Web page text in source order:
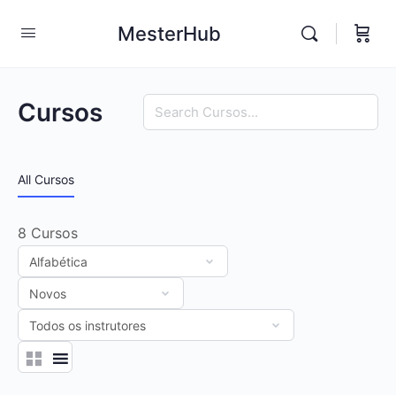
MesterHub
Cursos Procurar
All Cursos
8 Cursos